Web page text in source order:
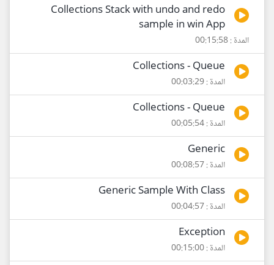
Collections Stack with undo and redo
sample in win App
المدة : 00:15:58
Collections - Queue
المدة : 00:03:29
Collections - Queue
المدة : 00:05:54
Generic
المدة : 00:08:57
Generic Sample With Class
المدة : 00:04:57
Exception
المدة : 00:15:00